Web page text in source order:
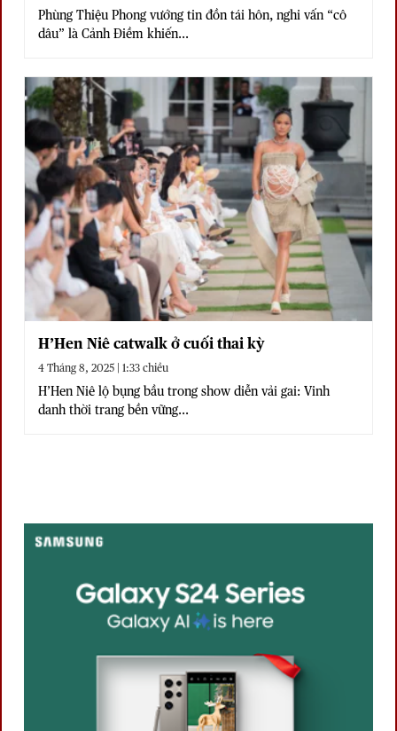
Phùng Thiệu Phong vướng tin đồn tái hôn, nghi vấn “cô
dâu” là Cảnh Điềm khiến...
H’Hen Niê catwalk ở cuối thai kỳ
4 Tháng 8, 2025 | 1:33 chiều
H’Hen Niê lộ bụng bầu trong show diễn vải gai: Vinh
danh thời trang bền vững...